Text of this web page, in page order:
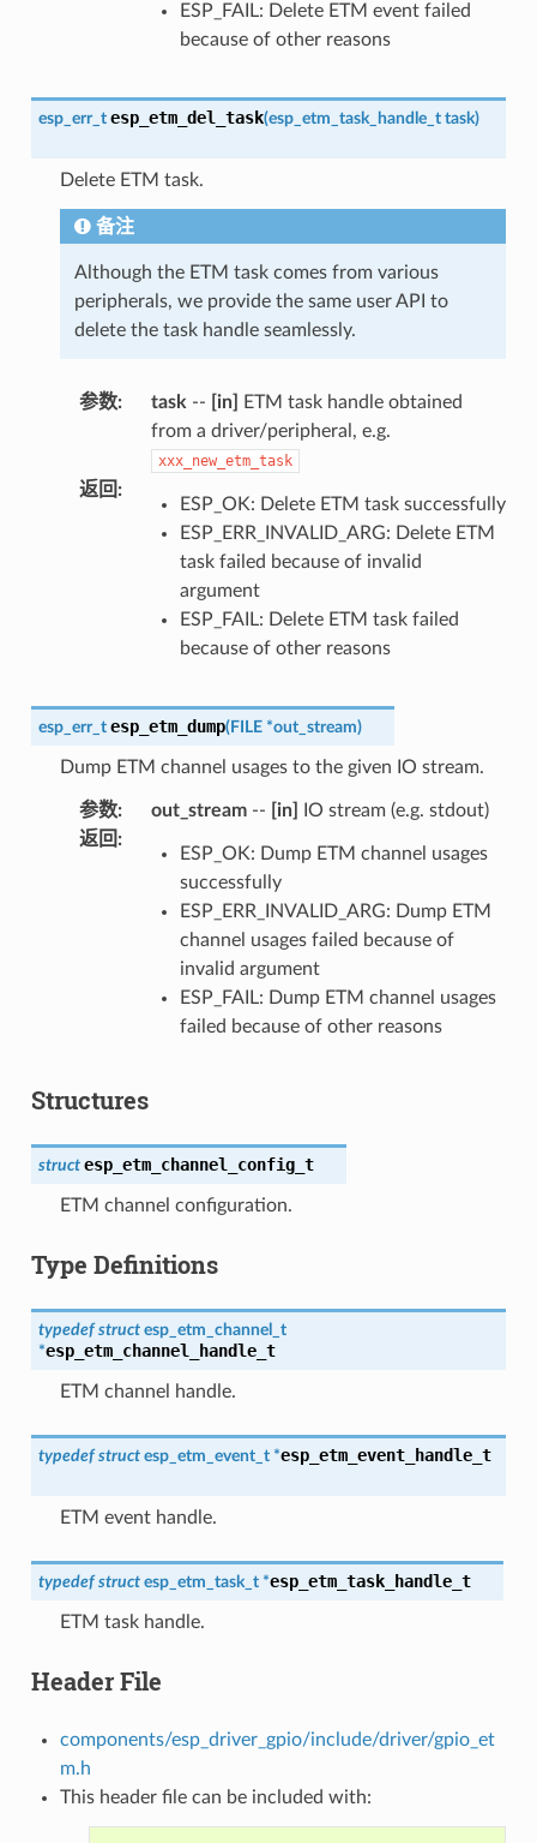
ESP_FAIL: Delete ETM event failed
because of other reasons
esp_err_t esp_etm_del_task(esp_etm_task_handle_t task)
Delete ETM task.
备注
Although the ETM task comes from various
peripherals, we provide the same user API to
delete the task handle seamlessly.
参数: task-- [in]
ETM task handle obtained
from a driver/peripheral, e.g.
xxx_new_etm_task
返回:
ESP_OK: Delete ETM task successfully
ESP_ERR_INVALID_ARG: Delete ETM
task failed because of invalid
argument
ESP_FAIL: Delete ETM task failed
because of other reasons
esp_err_t esp_etm_dump(FILE *out_stream)
Dump ETM channel usages to the given IO stream.
参数: out_stream-- [in]
IO stream (e.g. stdout)
返回:
ESP_OK: Dump ETM channel usages
successfully
ESP_ERR_INVALID_ARG: Dump ETM
channel usages failed because of
invalid argument
ESP_FAIL: Dump ETM channel usages
failed because of other reasons
Structures
struct esp_etm_channel_config_t
ETM channel configuration.
Type Definitions
typedef struct esp_etm_channel_t
*esp_etm_channel_handle_t
ETM channel handle.
typedef struct esp_etm_event_t *esp_etm_event_handle_t
ETM event handle.
typedef struct esp_etm_task_t *esp_etm_task_handle_t
ETM task handle.
Header File
components/esp_driver_gpio/include/driver/gpio_et
m.h
This header file can be included with: